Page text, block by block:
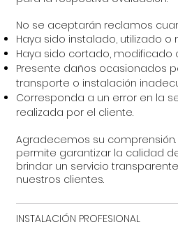
No se aceptarán reclamos
Haya sido instalado, utilizado o
Haya sido cortado, modificado
Presente daños ocasionados
transporte o instalación
Corresponda a un error en la
realizada por el cliente.
Agradecemos su
permite garantizar la calidad
brindar un servicio
nuestros clientes.
INSTALACIÓN PROFESIONAL